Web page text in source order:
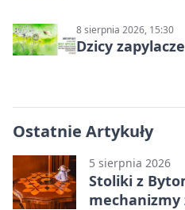
8 sierpnia 2026, 15:30
Dzicy
Ostatnie Artykuły
5 sierpnia 2026
Stoliki z